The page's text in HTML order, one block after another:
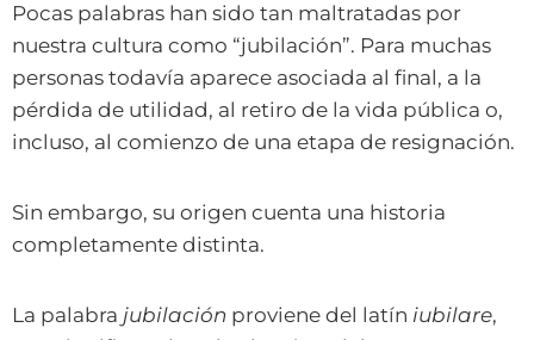
Pocas palabras han sido tan maltratadas por
nuestra cultura como “jubilación”. Para muchas
personas todavía aparece asociada al final, a la
pérdida de utilidad, al retiro de la vida pública o,
incluso, al comienzo de una etapa de resignación.
Sin embargo, su origen cuenta una historia
completamente distinta.
La palabra jubilación proviene del latín iubilare,